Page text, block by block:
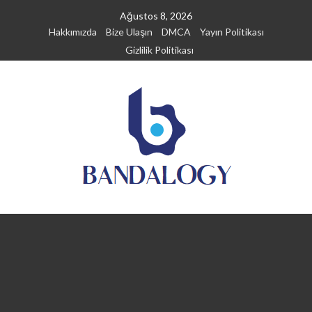
Ağustos 8, 2026
Hakkımızda
Bize Ulaşın DMCA
Yayın Politikası
Gizlilik Politikası